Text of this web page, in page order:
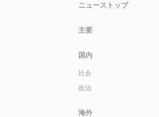
ニューストップ
主要
国内
社会
政治
海外